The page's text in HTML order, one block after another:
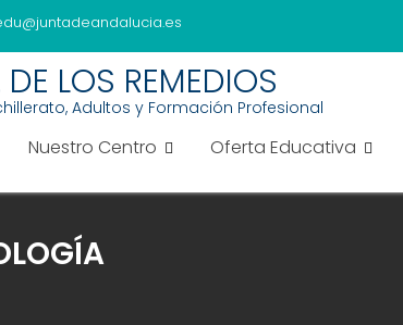
LOS REMEDIOS
Adultos y Formación Profesional
Nuestro Centro Oferta Educativa